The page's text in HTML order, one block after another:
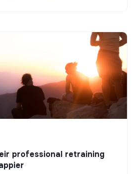
professional retraining